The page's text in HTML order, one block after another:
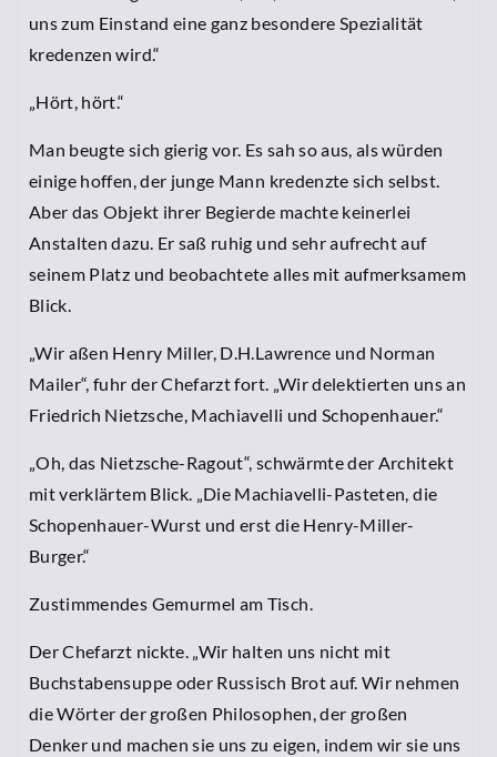
uns zum Einstand eine ganz besondere Spezialität
kredenzen wird.“
„Hört, hört.“
Man beugte sich gierig vor. Es sah so aus, als würden
einige hoffen, der junge Mann kredenzte sich selbst.
Aber das Objekt ihrer Begierde machte keinerlei
Anstalten dazu. Er saß ruhig und sehr aufrecht auf
seinem Platz und beobachtete alles mit aufmerksamem
Blick.
„Wir aßen Henry Miller, D.H.Lawrence und Norman
Mailer“, fuhr der Chefarzt fort. „Wir delektierten uns an
Friedrich Nietzsche, Machiavelli und Schopenhauer.“
„Oh, das Nietzsche-Ragout“, schwärmte der Architekt
mit verklärtem Blick. „Die Machiavelli-Pasteten, die
Schopenhauer-Wurst und erst die Henry-Miller-
Burger.“
Zustimmendes Gemurmel am Tisch.
Der Chefarzt nickte. „Wir halten uns nicht mit
Buchstabensuppe oder Russisch Brot auf. Wir nehmen
die Wörter der großen Philosophen, der großen
Denker und machen sie uns zu eigen, indem wir sie uns